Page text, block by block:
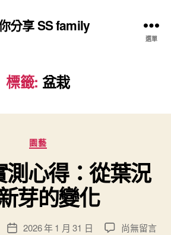
分享 SS family
選單
標籤: 盆栽
分
類
園藝
測心得：從葉況
芽的變化
文 2026 年 1 月 31 日
在
尚無留言